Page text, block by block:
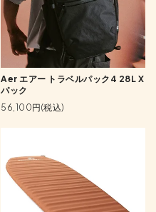
Aer エアー トラベルパック4 28L X
パック
56,100円(税込)